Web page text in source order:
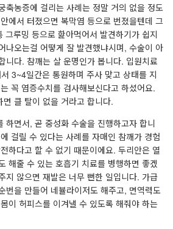
축농증에 걸리는 사례는 정말 거의 없을 정도
에서 터졌으면 복막염 등으로 번졌을텐데 그
루밍 등으로 핥아먹어서 발견하기가 쉽지
나오는걸 어떻게 잘 발견했냐시며, 수술이 아
니다. 참깨는 살 운명인가 봅니다. 입원치료
3~4일간은 통원하며 주사 맞고 상태를 지
꼭 염증수치를 검사해보신다고 하셨어요.
클 탈이 없을 거라고 합니다.
하면서, 곧 중성화 수술을 진행하고자 합니
걸릴 수 있다는 사례를 자매인 참깨가 경험
하다고 할 수 없기 때문이에요. 두리안은 열
해줄 수 있는 호흡기 치료를 병행하면 좋겠
지 않으면 재발은 너무 뻔한 일입니다. 가급
번을 만들어 네뷸라이저도 해주고, 면역력도
이 허피스를 이겨낼 수 있도록 해줘야 하는